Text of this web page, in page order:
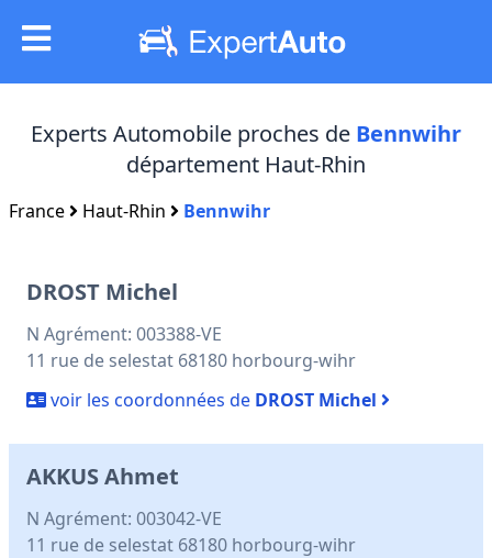
Experts Automobile proches de Bennwihr
département Haut-Rhin
France Haut-Rhin Bennwihr
DROST Michel
N Agrément: 003388-VE
11 rue de selestat 68180 horbourg-wihr
voir les coordonnées de DROST Michel
AKKUS Ahmet
N Agrément: 003042-VE
11 rue de selestat 68180 horbourg-wihr